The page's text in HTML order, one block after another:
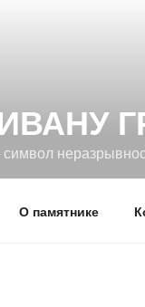
О памятнике